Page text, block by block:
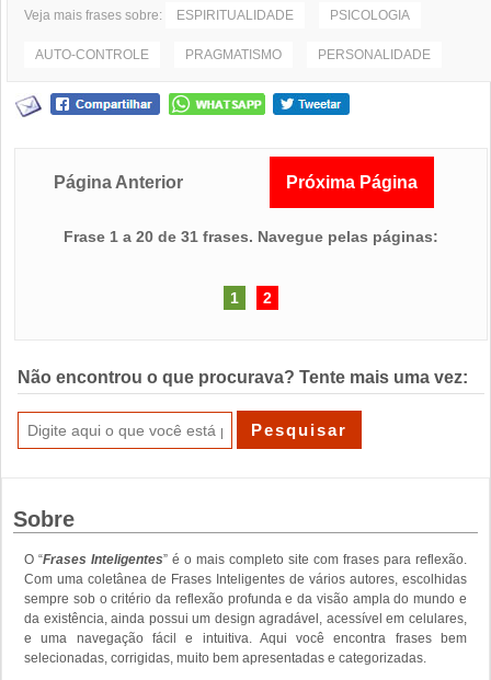
Veja mais frases sobre: ESPIRITUALIDADE PSICOLOGIA
AUTO-CONTROLE PRAGMATISMO PERSONALIDADE
Página Anterior Próxima Página
Frase 1 a 20 de 31 frases. Navegue pelas páginas:
1 2
Não encontrou o que procurava? Tente mais uma vez:
Sobre
O “Frases Inteligentes” é o mais completo site com frases para reflexão.
Com uma coletânea de Frases Inteligentes de vários autores, escolhidas
sempre sob o critério da reflexão profunda e da visão ampla do mundo e
da existência, ainda possui um design agradável, acessível em celulares,
e uma navegação fácil e intuitiva. Aqui você encontra frases bem
selecionadas, corrigidas, muito bem apresentadas e categorizadas.